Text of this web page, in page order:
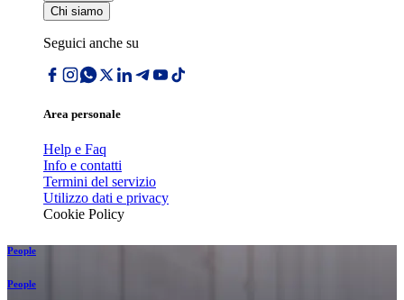
Chi siamo
Seguici anche su
Area personale
Help e Faq
Info e contatti
Termini del servizio
Utilizzo dati e privacy
Cookie Policy
People
People